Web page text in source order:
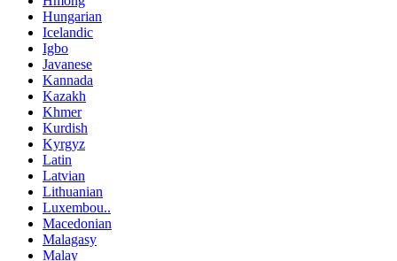
Hungarian
Icelandic
Igbo
Javanese
Kannada
Kazakh
Khmer
Kurdish
Kyrgyz
Latin
Latvian
Lithuanian
Luxembou..
Macedonian
Malagasy
Malay